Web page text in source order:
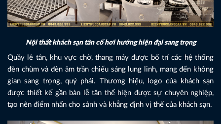
Nội thất khách sạn tân cổ hơi hướng hiện đại sang trọng
Quầy lê tân, khu vực chờ, thang máy được bố trí các hệ thống
đèn chùm và đèn âm trần chiếu sáng lung linh, mang đến không
gian sang trọng, quý phái. Thương hiệu, logo của khách sạn
được thiết kế gần bàn lễ tân thể hiện được sự chuyên nghiệp,
tạo nên điểm nhấn cho sảnh và khẳng định vị thế của khách sạn.